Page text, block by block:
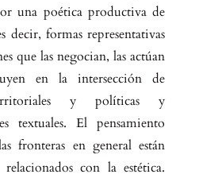
una poética productiva de
decir, formas representativas
que las negocian, las actúan
en la intersección de
y políticas y
textuales. El pensamiento
fronteras en general están
relacionados con la es­tética.